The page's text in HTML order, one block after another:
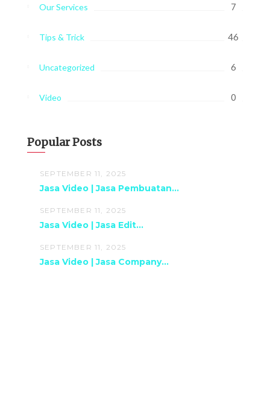
Our Services 7
Tips & Trick 46
Uncategorized 6
Video 0
Popular Posts
SEPTEMBER 11, 2025
Jasa Video | Jasa Pembuatan...
SEPTEMBER 11, 2025
Jasa Video | Jasa Edit...
SEPTEMBER 11, 2025
Jasa Video | Jasa Company...